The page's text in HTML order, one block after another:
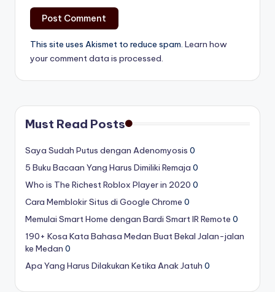
This site uses Akismet to reduce spam. Learn how
your comment data is processed.
Must Read Posts
Saya Sudah Putus dengan Adenomyosis 0
5 Buku Bacaan Yang Harus Dimiliki Remaja 0
Who is The Richest Roblox Player in 2020 0
Cara Memblokir Situs di Google Chrome 0
Memulai Smart Home dengan Bardi Smart IR Remote 0
190+ Kosa Kata Bahasa Medan Buat Bekal Jalan-jalan
ke Medan 0
Apa Yang Harus Dilakukan Ketika Anak Jatuh 0